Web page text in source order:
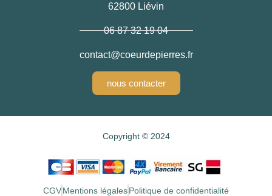
62800 Liévin
06 87 32 19 04
contact@coeurdepierres.fr
nous contacter
Copyright © 2024
CGVMentions légalesPolitique de confidentialité